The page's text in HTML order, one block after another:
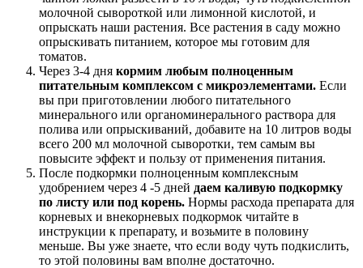
молочной сывороткой или лимонной кислотой, и
опрыскать наши растения. Все растения в саду можно
опрыскивать питанием, которое мы готовим для
томатов.
Через 3-4 дня кормим любым полноценным
питательным комплексом с микроэлементами. Если
вы при приготовлении любого питательного
минерального или органоминерального раствора для
полива или опрыскиваний, добавите на 10 литров воды
всего 200 мл молочной сыворотки, тем самым вы
повысите эффект и пользу от применения питания.
После подкормки полноценным комплексным
удобрением через 4 -5 дней даем каливую подкормку
по листу или под корень. Нормы расхода препарата для
корневых и внекорневых подкормок читайте в
инструкции к препарату, и возьмите в половину
меньше. Вы уже знаете, что если воду чуть подкислить,
то этой половины вам вполне достаточно.